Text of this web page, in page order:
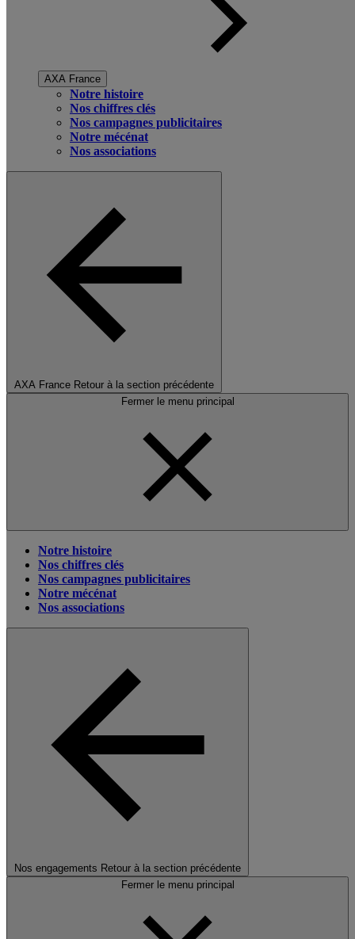
AXA France
Notre histoire
Nos chiffres clés
Nos campagnes publicitaires
Notre mécénat
Nos associations
AXA France Retour à la section précédente
Fermer le menu principal
Notre histoire
Nos chiffres clés
Nos campagnes publicitaires
Notre mécénat
Nos associations
Nos engagements Retour à la section précédente
Fermer le menu principal